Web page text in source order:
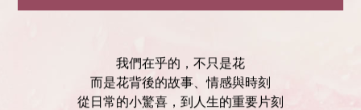
我們在乎的，不只是花
而是花背後的故事、情感與時刻
從日常的小驚喜，到人生的重要片刻